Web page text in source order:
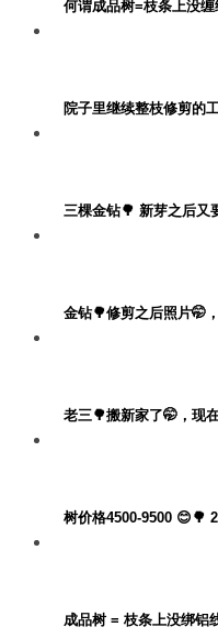
何谓成品树=枝条上没
院子里继续整枝修剪的
三棵金钻🌳 新芽之后又
金钻🌳修剪之后照片🤭
老三🌳搬新家了🤭，现
树价格4500-9500 😊🌳
成品树 = 枝条上没绑铝